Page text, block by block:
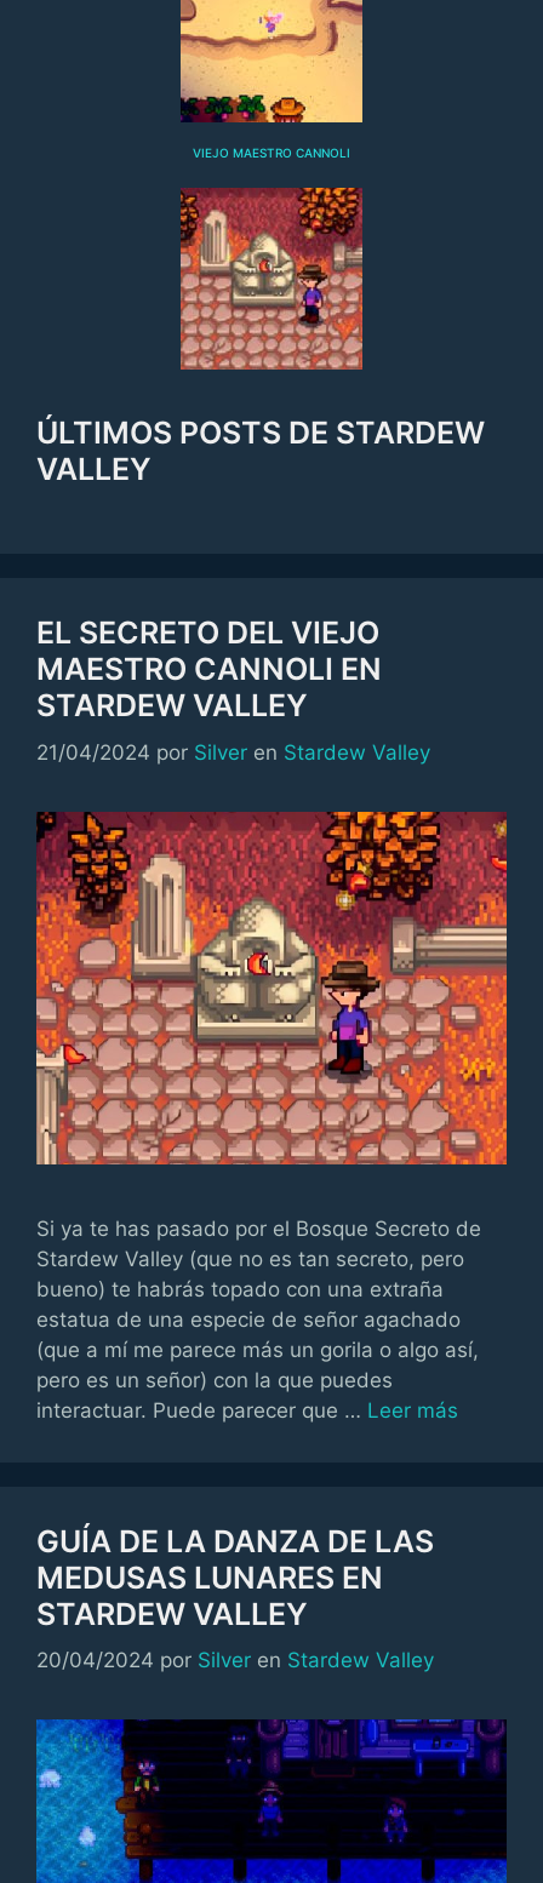
VIEJO MAESTRO CANNOLI
ÚLTIMOS POSTS DE STARDEW
VALLEY
EL SECRETO DEL VIEJO
MAESTRO CANNOLI EN
STARDEW VALLEY
21/04/2024 por Silver en Categorías
Stardew Valley
Si ya te has pasado por el Bosque Secreto de
Stardew Valley (que no es tan secreto, pero
bueno) te habrás topado con una extraña
estatua de una especie de señor agachado
(que a mí me parece más un gorila o algo así,
pero es un señor) con la que puedes
interactuar. Puede parecer que … Leer más
GUÍA DE LA DANZA DE LAS
MEDUSAS LUNARES EN
STARDEW VALLEY
20/04/2024 por Silver en Categorías
Stardew Valley